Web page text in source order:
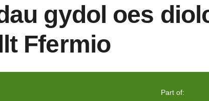
gydol oes
Ffermio
Part of: